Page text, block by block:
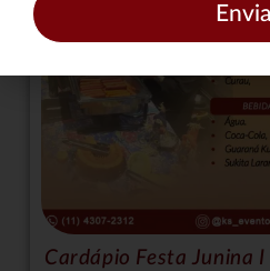
Cardápio Festa Junina